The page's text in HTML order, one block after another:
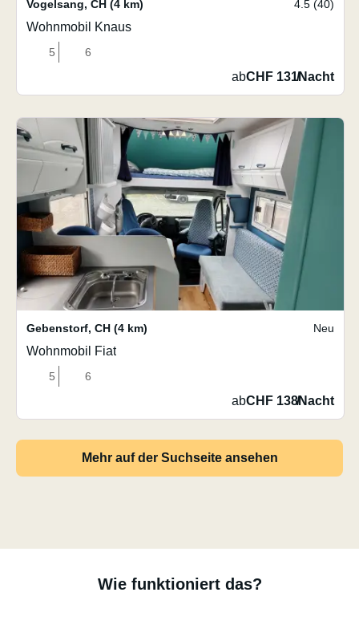
Vogelsang, CH (4 km) 4.5 (40)
Wohnmobil Knaus
5 6
abCHF 131/Nacht
Gebenstorf, CH (4 km) Neu
Wohnmobil Fiat
5 6
abCHF 138/Nacht
Mehr auf der Suchseite ansehen
Wie funktioniert das?